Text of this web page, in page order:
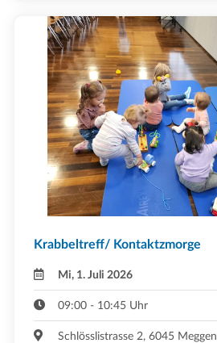
Krabbeltreff/ Kontaktzmorge
Mi, 1. Juli 2026
09:00 - 10:45 Uhr
Schlösslistrasse 2, 6045 Meggen